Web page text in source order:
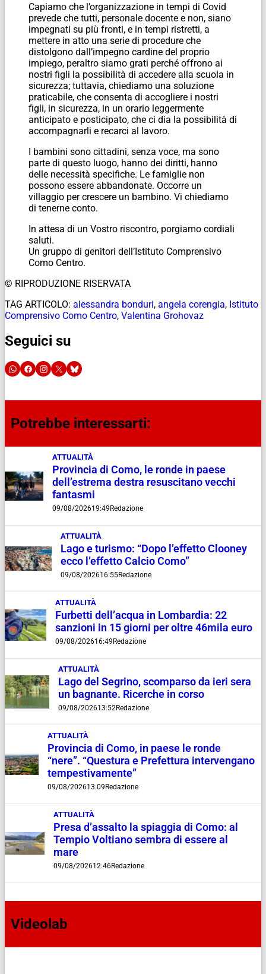
Capiamo che l’organizzazione in tempi di Covid
prevede che tutti, personale docente e non, siano
impegnati su più fronti, e in tempi ristretti, a
mettere in atto una serie di procedure che
distolgono dall’impegno cardine del proprio
impiego, peraltro siamo grati perché offrono ai
nostri figli la possibilità di accedere alla scuola in
sicurezza; tuttavia, chiediamo una soluzione
praticabile, che consenta di accogliere i nostri
figli, in sicurezza, in un orario leggermente
anticipato e posticipato, che ci dia la possibilità di
accompagnarli e recarci al lavoro.
I bambini sono cittadini, senza voce, ma sono
parte di questo luogo, hanno dei diritti, hanno
delle necessità specifiche. Le famiglie non
possono essere abbandonate. Occorre un
villaggio per crescere un bambino. Vi chiediamo
di tenerne conto.
In attesa di un Vostro riscontro, porgiamo cordiali
saluti.
Un gruppo di genitori dell’Istituto Comprensivo
Como Centro.
© RIPRODUZIONE RISERVATA
TAG ARTICOLO: alessandra bonduri, angela corengia, Istituto
Comprensivo Como Centro, Valentina Grohovaz
Seguici su
Potrebbe interessarti:
ATTUALITÀ
Provincia di Como, le ronde in paese
dell’estrema destra resuscitano vecchi
fantasmi
09/08/202619:49 Redazione
ATTUALITÀ
Lago e turismo: “Dopo l’effetto Clooney
ecco l’effetto Calcio Como”
09/08/202616:55Redazione
ATTUALITÀ
Furbetti dell’acqua in Lombardia: 22
sanzioni in 15 giorni per oltre 46mila euro
09/08/202616:49 Redazione
ATTUALITÀ
Lago del Segrino, scomparso da ieri sera
un bagnante. Ricerche in corso
09/08/202613:52Redazione
ATTUALITÀ
Provincia di Como, in paese le ronde
“nere”. “Questura e Prefettura intervengano
tempestivamente”
09/08/202613:09 Redazione
ATTUALITÀ
Presa d’assalto la spiaggia di Como: al
Tempio Voltiano sembra di essere al
mare
09/08/202612:46Redazione
Videolab